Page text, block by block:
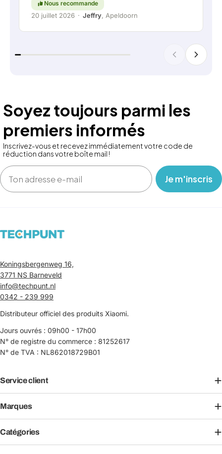
Nous recommande
20 juillet 2026 · Jeffry, Apeldoorn
Soyez toujours parmi les
premiers informés
Inscrivez-vous et recevez immédiatement votre code de
réduction dans votre boîte mail !
Email
‎ ‎ ‎ Je m'inscris ‎ ‎ ‎
Koningsbergenweg 16,
3771 NS Barneveld
info@techpunt.nl
0342 - 239 999
Distributeur officiel des produits Xiaomi.
Jours ouvrés : 09h00 - 17h00
N° de registre du commerce : 81252617
N° de TVA : NL862018729B01
Service client
Marques
Catégories